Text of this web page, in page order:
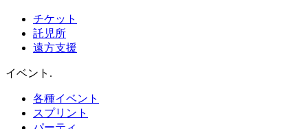
チケット
託児所
遠方支援
イベント .
各種イベント
スプリント